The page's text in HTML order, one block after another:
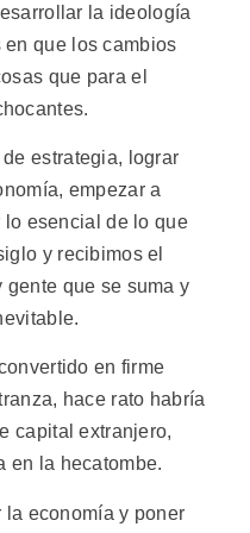
la ideología
que los cambios
que para el
estrategia, lograr
empezar a
lo esencial de lo que
y recibimos el
gente que se suma y
en firme
hace rato habría
capital extranjero,
en la hecatombe.
la economía y poner